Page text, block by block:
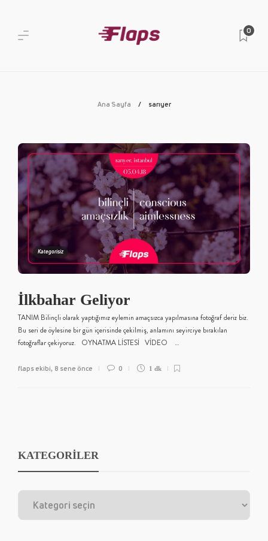
0
Ana Sayfa sarıyer
Kategorisiz
İlkbahar Geliyor
TANIM Bilinçli olarak yaptığımız eylemin amaçsızca yapılmasına fotoğraf deriz biz.
Bu seri de öylesine bir gün içerisinde çekilmiş, anlamını seyirciye bırakılan
fotoğraflar çekiyoruz. OYNATMA LİSTESİ VİDEO …
flaps ekibi, 8 sene önce 0 1 dk
KATEGORİLER